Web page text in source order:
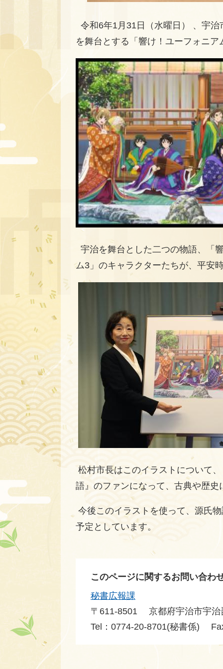
令和6年1月31日（水曜日） 、宇
を舞台とする「響け！ユーフォニ
宇治を舞台とした二つの物語、「
ム3」のキャラクターたちが、平安
松村市長はこのイラストについて
語』のファンになって、古典や歴
今後このイラストを使って、源氏
予定としています。
このページに関するお問い合わ
秘書広報課
〒611-8501
京都府宇治市宇
Tel：0774-20-8701(秘書係)